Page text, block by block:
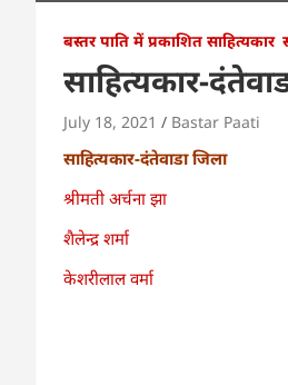
बस्तर पाति में प्रकाशित साहित्यकार
साहित्यकार-
July 18, 2021 Bastar Paati
साहित्यकार-दंतेवाडा जिला
श्रीमती अर्चना झा
शैलेन्द्र शर्मा
केशरीलाल वर्मा